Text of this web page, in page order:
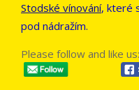
Stodské vínování, které
pod nádražím.
Please follow and like us: